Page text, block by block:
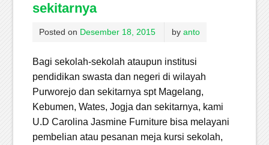
sekitarnya
Posted on Desember 18, 2015 by anto
Bagi sekolah-sekolah ataupun institusi
pendidikan swasta dan negeri di wilayah
Purworejo dan sekitarnya spt Magelang,
Kebumen, Wates, Jogja dan sekitarnya, kami
U.D Carolina Jasmine Furniture bisa melayani
pembelian atau pesanan meja kursi sekolah,